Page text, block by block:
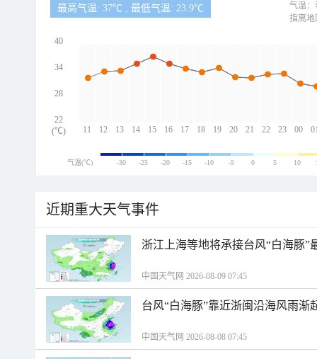
最高气温: 37℃ , 最低气温: 23.9℃
11 12 13 14 15 16 17 18 19 20 21 22 23 00
40
34
28
22
(℃)
气温：
指离地
气温(℃) -30 -25 -20 -15 -10 -5 0 5 10
近期重大天气事件
浙江上海等地将承接台风“白海豚”
中国天气网 2026-08-09 07:45
台风“白海豚”靠近浙闽沿海风雨渐
中国天气网 2026-08-08 07:45